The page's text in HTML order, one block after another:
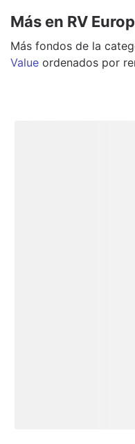
Más en RV
Más fondos de la
Value ordenados por